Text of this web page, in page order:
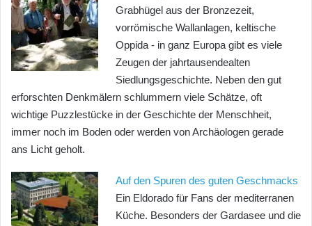
Grabhügel aus der Bronzezeit,
vorrömische Wallanlagen, keltische
Oppida - in ganz Europa gibt es viele
Zeugen der jahrtausendealten
Siedlungsgeschichte. Neben den gut
erforschten Denkmälern schlummern viele Schätze, oft
wichtige Puzzlestücke in der Geschichte der Menschheit,
immer noch im Boden oder werden von Archäologen gerade
ans Licht geholt.
Auf den Spuren des guten Geschmacks
Ein Eldorado für Fans der mediterranen
Küche. Besonders der Gardasee und die